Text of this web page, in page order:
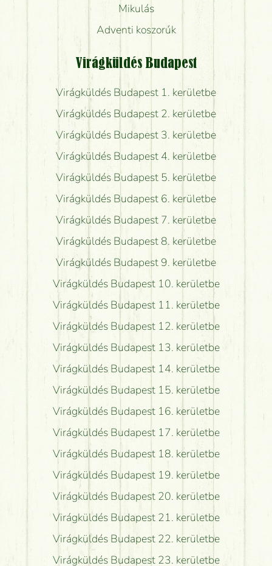
Mikulás
Adventi koszorúk
Virágküldés Budapest
Virágküldés Budapest 1. kerületbe
Virágküldés Budapest 2. kerületbe
Virágküldés Budapest 3. kerületbe
Virágküldés Budapest 4. kerületbe
Virágküldés Budapest 5. kerületbe
Virágküldés Budapest 6. kerületbe
Virágküldés Budapest 7. kerületbe
Virágküldés Budapest 8. kerületbe
Virágküldés Budapest 9. kerületbe
Virágküldés Budapest 10. kerületbe
Virágküldés Budapest 11. kerületbe
Virágküldés Budapest 12. kerületbe
Virágküldés Budapest 13. kerületbe
Virágküldés Budapest 14. kerületbe
Virágküldés Budapest 15. kerületbe
Virágküldés Budapest 16. kerületbe
Virágküldés Budapest 17. kerületbe
Virágküldés Budapest 18. kerületbe
Virágküldés Budapest 19. kerületbe
Virágküldés Budapest 20. kerületbe
Virágküldés Budapest 21. kerületbe
Virágküldés Budapest 22. kerületbe
Virágküldés Budapest 23. kerületbe